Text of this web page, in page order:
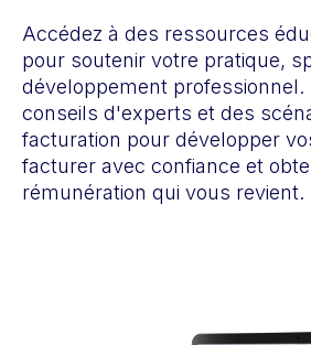
Accédez à des ressources
pour soutenir votre pratique,
développement professionnel.
conseils d'experts et des
facturation pour développer
facturer avec confiance et
rémunération qui vous revient.